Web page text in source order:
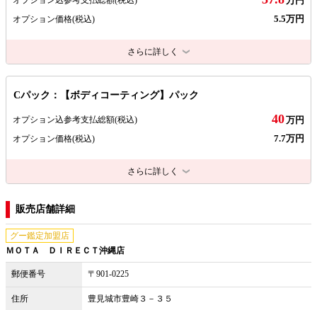
オプション価格(税込) 5.5万円
さらに詳しく
Cパック：【ボディコーティング】パック
オプション込参考支払総額(税込) 40万円
オプション価格(税込) 7.7万円
さらに詳しく
販売店舗詳細
グー鑑定加盟店
ＭＯＴＡ ＤＩＲＥＣＴ沖縄店
郵便番号 〒901-0225
住所 豊見城市豊崎３－３５